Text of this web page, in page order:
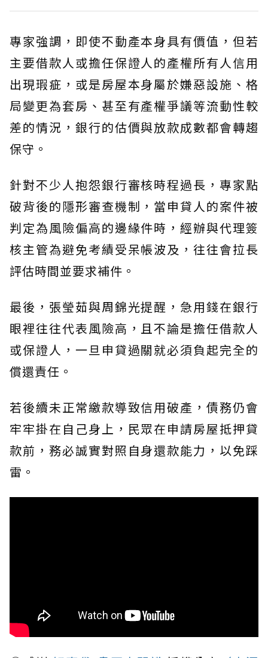
專家強調，即使不動產本身具有價值，但若
主要借款人或擔任保證人的產權所有人信用
出現瑕疵，或是房屋本身屬於嫌惡設施、格
局變更為套房、甚至有產權爭議等流動性較
差的情況，銀行的估價與放款成數都會轉趨
保守。
針對不少人抱怨銀行審核時程過長，專家點
破背後的隱形審查機制，當申貸人的案件被
判定為風險偏高的邊緣件時，經辦與代理簽
核主管為避免考績受呆帳波及，往往會拉長
評估時間並要求補件。
最後，張瑩茹與周錦光提醒，急用錢在銀行
眼裡往往代表風險高，且不論是擔任借款人
或保證人，一旦申貸過關就必須負起完全的
償還責任。
若後續未正常繳款導致信用破產，債務仍會
牢牢掛在自己身上，民眾在申請房屋抵押貸
款前，務必誠實對照自身還款能力，以免踩
雷。